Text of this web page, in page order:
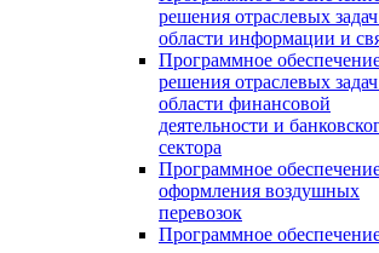
решения отраслевых
области информации и
Программное
решения отраслевых
области финансовой
деятельности и
сектора
Программное
оформления воздушных
перевозок
Программное